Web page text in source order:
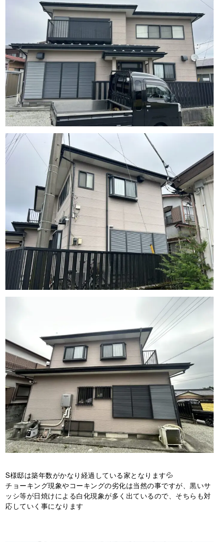
S様邸は築年数がかなり経過している家となります💦
チョーキング現象やコーキングの劣化は当然の事ですが、黒いサ
ッシ等が日焼けによる白化現象が多く出ているので、そちらも対
応していく事になります